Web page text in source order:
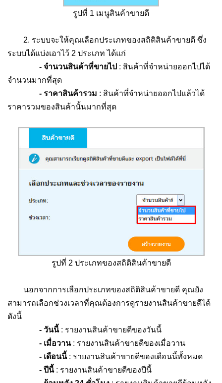
รูปที่ 1 เมนูสินค้าขายดี
2. ระบบจะให้คุณเลือกประเภทของสถิติสินค้าขายดี ซึ่ง
ระบบได้แบ่งเอาไว้ 2 ประเภท ได้แก่
- จำนวนสินค้าที่ขายไป : สินค้าที่จำหน่ายออกไปได้
จำนวนมากที่สุด
- ราคาสินค้ารวม : สินค้าที่จำหน่ายออกไปแล้วได้
ราคารวมของสินค้านั้นมากที่สุด
รูปที่ 2 ประเภทของสถิติสินค้าขายดี
นอกจากการเลือกประเภทของสถิติสินค้าขายดี คุณยัง
สามารถเลือกช่วงเวลาที่คุณต้องการดูรายงานสินค้าขายดีได้
ดังนี้
- วันนี้ : รายงานสินค้าขายดีของวันนี้
- เมื่อวาน: รายงานสินค้าขายดีของเมื่อวาน
- เดือนนี้: รายงานสินค้าขายดีของเดือนนี้ทั้งหมด
- ปีนี้: รายงานสินค้าขายดีของปีนี้